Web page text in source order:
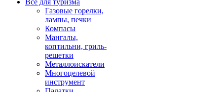
Все для туризма
Газовые горелки,
лампы, печки
Компасы
Мангалы,
коптильни, гриль-
решетки
Металлоискатели
Многоцелевой
инструмент